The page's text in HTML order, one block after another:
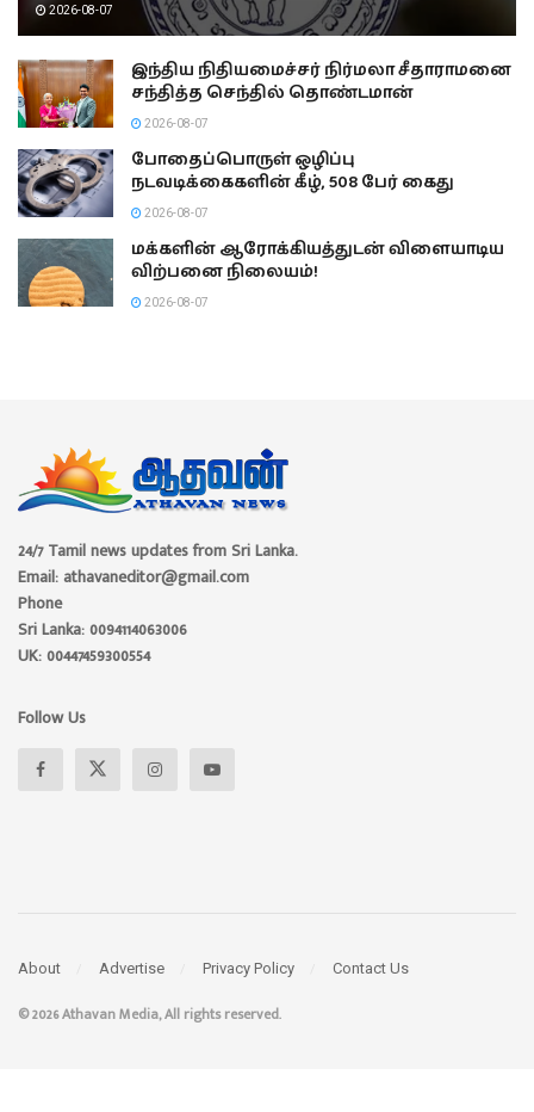
2026-08-07
இந்திய நிதியமைச்சர் நிர்மலா சீதாராமனை
சந்தித்த செந்தில் தொண்டமான்
2026-08-07
போதைப்பொருள் ஒழிப்பு
நடவடிக்கைகளின் கீழ், 508 பேர் கைது
2026-08-07
மக்களின் ஆரோக்கியத்துடன் விளையாடிய
விற்பனை நிலையம்!
2026-08-07
24/7 Tamil news updates from Sri Lanka.
Email: athavaneditor@gmail.com
Phone
Sri Lanka: 0094114063006
UK: 00447459300554
Follow Us
About Advertise Privacy Policy Contact Us
© 2026 Athavan Media, All rights reserved.